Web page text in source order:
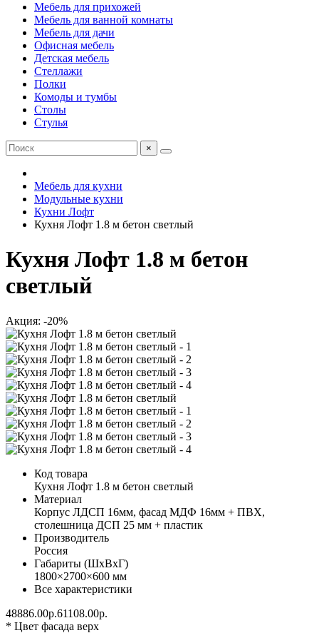
Мебель для прихожей
Мебель для ванной комнаты
Мебель для дачи
Офисная мебель
Детская мебель
Стеллажи
Полки
Комоды и тумбы
Столы
Стулья
×
Мебель для кухни
Модульные кухни
Кухни Лофт
Кухня Лофт 1.8 м бетон светлый
Кухня Лофт 1.8 м бетон
светлый
Акция: -20%
Код товара
Кухня Лофт 1.8 м бетон светлый
Материал
Корпус ЛДСП 16мм, фасад МДФ 16мм + ПВХ,
столешница ДСП 25 мм + пластик
Производитель
Россия
Габариты (ШхВхГ)
1800×2700×600 мм
Все характеристики
48886.00р.61108.00р.
* Цвет фасада верх